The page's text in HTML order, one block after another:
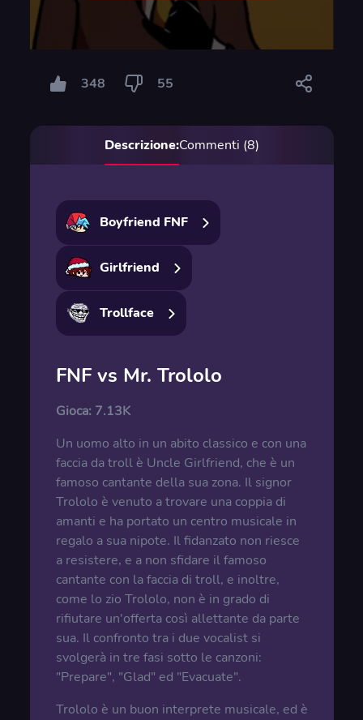
348 55
Descrizione:Commenti (8)
Boyfriend FNF
Girlfriend
Trollface
FNF vs Mr. Trololo
Gioca: 7.13K
Un uomo alto in un abito classico e con una
faccia da troll è Uncle Girlfriend, che è un
famoso cantante della sua zona. Il signor
Trololo è venuto a trovare una coppia di
amanti e ha portato un centro musicale in
regalo a sua nipote. Il fidanzato non riesce
a resistere, e a non sfidare il famoso
cantante con la faccia di troll, e inoltre,
come lo zio Trololo, non è in grado di
rifiutare un'offerta così allettante da parte
sua. Il confronto tra i due vocalist si
svolgerà in tre fasi sotto le canzoni:
"Prepare", "Glad" ed "Evacuate".
Trololo è un buon interprete musicale, ed è